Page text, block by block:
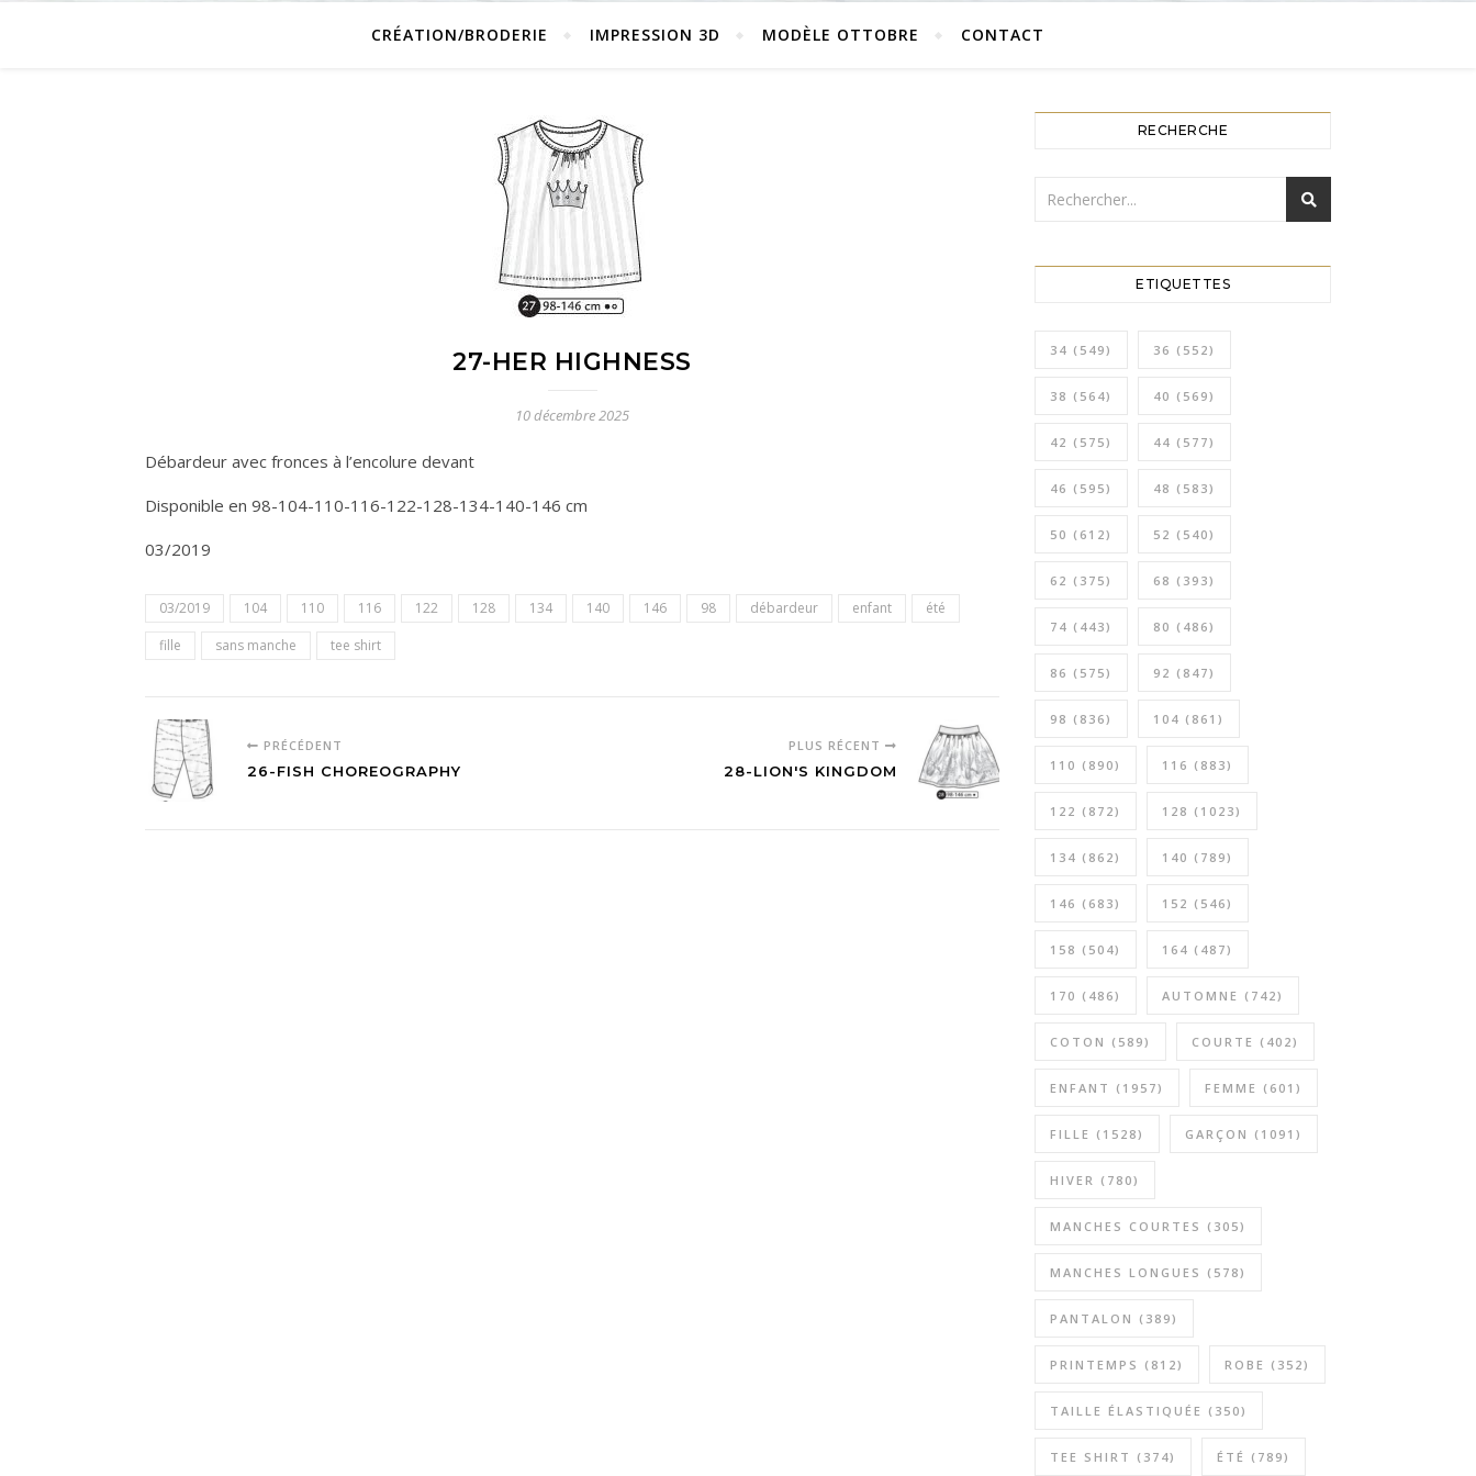
CRÉATION/BRODERIE IMPRESSION 3D MODÈLE OTTOBRE CONTACT
27-HER HIGHNESS
10 décembre 2025
Débardeur avec fronces à l’encolure devant
Disponible en 98-104-110-116-122-128-134-140-146 cm
03/2019
03/2019 104 110 116 122 128 134 140 146 98 débardeur enfant
été
fille
sans manche tee shirt
PRÉCÉDENT
26-FISH CHOREOGRAPHY
PLUS RÉCENT
28-LION'S KINGDOM
RECHERCHE
ETIQUETTES
34 (549) 36 (552)
38 (564) 40 (569)
42 (575) 44 (577)
46 (595) 48 (583)
50 (612) 52 (540)
62 (375) 68 (393)
74 (443) 80 (486)
86 (575) 92 (847)
98 (836) 104 (861)
110 (890) 116 (883)
122 (872) 128 (1023)
134 (862) 140 (789)
146 (683) 152 (546)
158 (504) 164 (487)
170 (486) AUTOMNE (742)
COTON (589) COURTE (402)
ENFANT (1957) FEMME (601)
FILLE (1528) GARÇON (1091)
HIVER (780)
MANCHES COURTES (305)
MANCHES LONGUES (578)
PANTALON (389)
PRINTEMPS (812) ROBE (352)
TAILLE ÉLASTIQUÉE (350)
TEE SHIRT (374) ÉTÉ (789)